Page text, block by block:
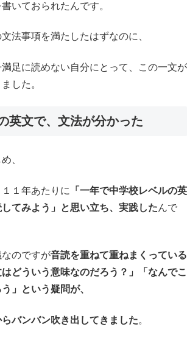
いておられたんです。
法事項を満たしたはずなのに、
足に読めない自分にとって、この一文が
した。
英文で、 文法が分かった
、
１年あたりに
「一年で中学校レベルの英
てみよう」と思い立ち、実践したんで
のですが音読を重ねて重ねまくっている
どういう意味なのだろう？」「なんでこ
」という疑問が、
バンバン吹き出してきました。